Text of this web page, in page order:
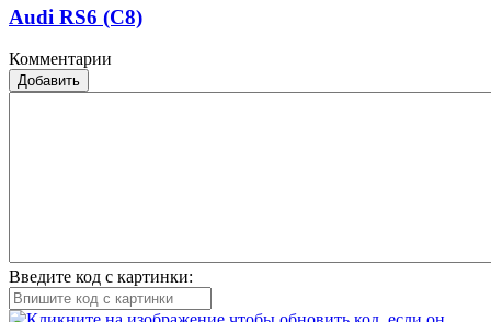
Audi RS6 (C8)
Комментарии
Добавить
Введите код с картинки: